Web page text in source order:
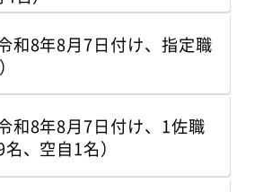
和8年8月7日付け、指定職
8年8月7日付け、1佐職
、空自1名）